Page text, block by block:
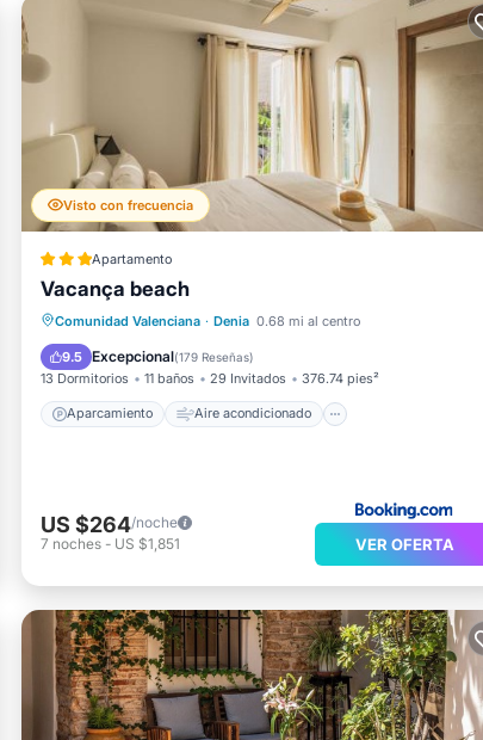
Visto con frecuencia
Apartamento
Vacança beach
Comunidad Valenciana · Denia 0.68 mi al centro
9.5 Excepcional(179 Reseñas)
13 Dormitorios 11 baños 29 Invitados 376.74 pies²
Aparcamiento Aire acondicionado
Aparcamiento
Aire acondicionado
Internet
Apto para niños
US $264/noche
7 noches - US $1,851 VER OFERTA